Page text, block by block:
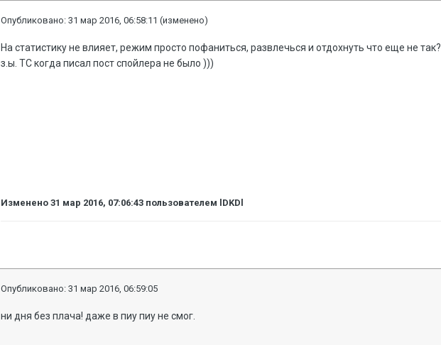
Опубликовано:31 мар 2016, 06:58:11 (изменено)
На статистику не влияет, режим просто пофаниться, развлечься и отдохнуть что еще не так?
з.ы. ТС когда писал пост спойлера не было )))
Изменено31 мар 2016, 07:06:43 пользователем lDKDl
Опубликовано:31 мар 2016, 06:59:05
ни дня без плача! даже в пиу пиу не смог.